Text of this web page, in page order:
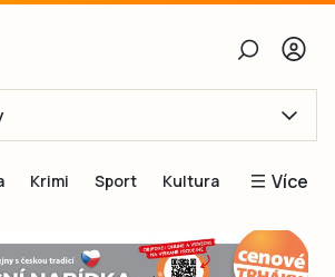
Obnovit heslo
Krimi Sport Kultura Více
Inspirace